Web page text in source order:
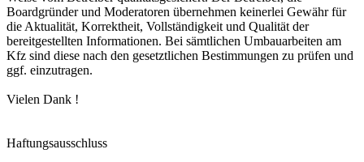
Boardgründer und Moderatoren übernehmen keinerlei Gewähr für
die Aktualität, Korrektheit, Vollständigkeit und Qualität der
bereitgestellten Informationen. Bei sämtlichen Umbauarbeiten am
Kfz sind diese nach den gesetztlichen Bestimmungen zu prüfen und
ggf. einzutragen.
Vielen Dank !
Haftungsausschluss